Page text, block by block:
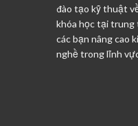
đào tạo kỹ thuật
khóa học tại trung
các bạn nâng cao
nghề trong lĩnh